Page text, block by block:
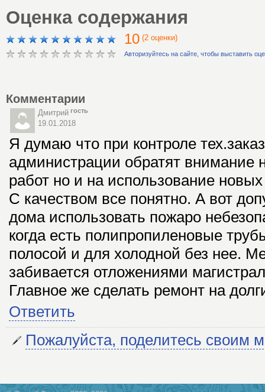
Оценка содержания
10 (2 оценки)
Авторизуйтесь на сайте, чтобы выставить
Комментарии
Дмитрий гость
19.01.2018
Я думаю что при контроле
администрации обратят внимание
работ но и на использование
С качеством все понятно. А вот
дома использовать пожаро
когда есть полипропиленовые
полосой и для холодной без нее.
забивается отложениями
Главное же сделать ремонт на
Ответить
Пожалуйста, поделитесь своим